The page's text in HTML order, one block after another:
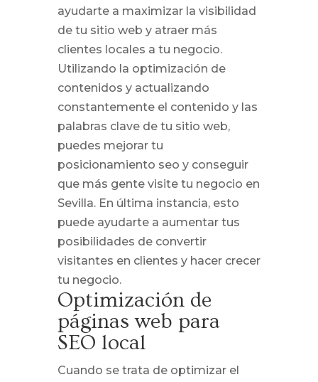
ayudarte a maximizar la visibilidad
de tu sitio web y atraer más
clientes locales a tu negocio.
Utilizando la optimización de
contenidos y actualizando
constantemente el contenido y las
palabras clave de tu sitio web,
puedes mejorar tu
posicionamiento seo y conseguir
que más gente visite tu negocio en
Sevilla. En última instancia, esto
puede ayudarte a aumentar tus
posibilidades de convertir
visitantes en clientes y hacer crecer
tu negocio.
Optimización de
páginas web para
SEO local
Cuando se trata de optimizar el